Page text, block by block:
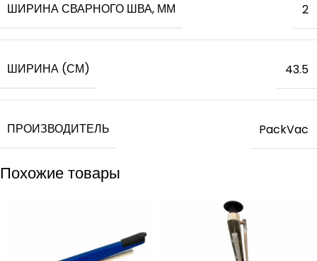
ШИРИНА СВАРНОГО ШВА, ММ 2
ШИРИНА (СМ) 43.5
ПРОИЗВОДИТЕЛЬ PackVac
Похожие товары